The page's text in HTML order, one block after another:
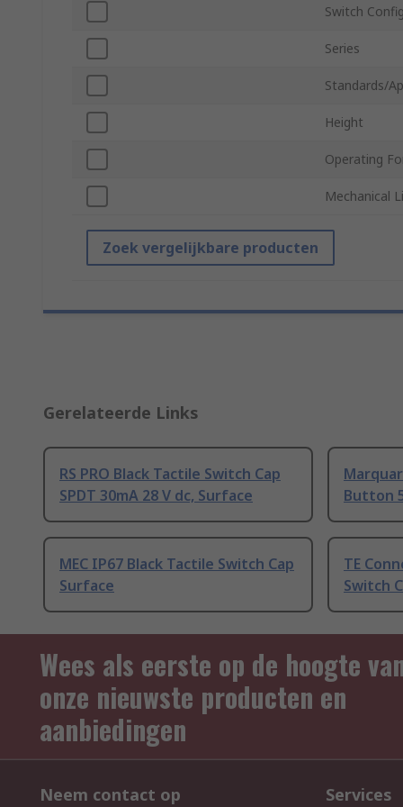
Switch
Series
Standards/
Height
Operating
Mechanical
Zoek vergelijkbare producten
Gerelateerde Links
RS PRO Black Tactile Switch Cap
SPDT 30mA 28 V dc, Surface
Button
MEC IP67 Black Tactile Switch Cap
Surface
TE
Switch
Wees als eerste op de hoogte
onze nieuwste producten en
aanbiedingen
Neem contact op Services